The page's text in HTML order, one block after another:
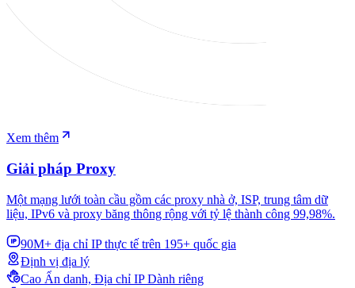
Xem thêm
Giải pháp Proxy
Một mạng lưới toàn cầu gồm các proxy nhà ở, ISP, trung tâm dữ
liệu, IPv6 và proxy băng thông rộng với tỷ lệ thành công 99,98%.
90M+ địa chỉ IP thực tế trên 195+ quốc gia
Định vị địa lý
Cao Ẩn danh, Địa chỉ IP Dành riêng